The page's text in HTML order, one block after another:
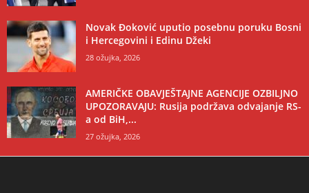
Novak Đoković uputio posebnu poruku Bosni
i Hercegovini i Edinu Džeki
28 ožujka, 2026
AMERIČKE OBAVJEŠTAJNE AGENCIJE OZBILJNO
UPOZORAVAJU: Rusija podržava odvajanje RS-
a od BiH,...
27 ožujka, 2026